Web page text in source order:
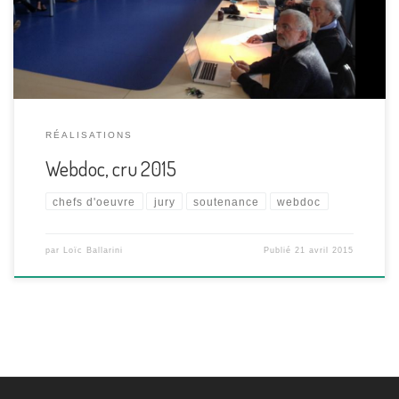
titulaire de la Chaire Journalisme, numérique et innovation.
RÉALISATIONS
Webdoc, cru 2015
chefs d'oeuvre jury soutenance webdoc
par Loïc Ballarini Publié 21 avril 2015